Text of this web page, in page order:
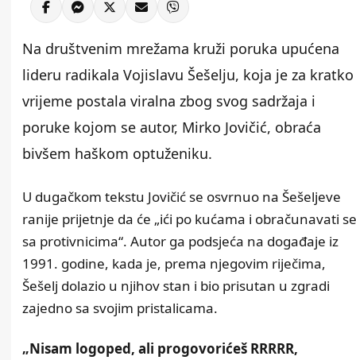
Na društvenim mrežama kruži poruka upućena
lideru radikala Vojislavu Šešelju, koja je za kratko
vrijeme postala viralna zbog svog sadržaja i
poruke kojom se autor, Mirko Jovičić, obraća
bivšem haškom optuženiku.
U dugačkom tekstu Jovičić se osvrnuo na Šešeljeve
ranije prijetnje da će „ići po kućama i obračunavati se
sa protivnicima“. Autor ga podsjeća na događaje iz
1991. godine, kada je, prema njegovim riječima,
Šešelj dolazio u njihov stan i bio prisutan u zgradi
zajedno sa svojim pristalicama.
„Nisam logoped, ali progovorićeš RRRRR,